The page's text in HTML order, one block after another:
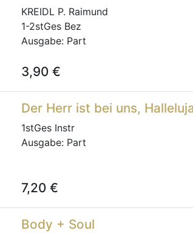
KREIDL P. Raimund
1-2stGes Bez
Ausgabe: Part
3,90 €
Der Herr ist bei uns,
1stGes Instr
Ausgabe: Part
7,20 €
Body + Soul